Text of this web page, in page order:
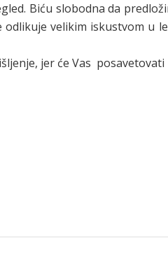
Biću slobodna da
odlikuje velikim iskustvom u
jer će Vas